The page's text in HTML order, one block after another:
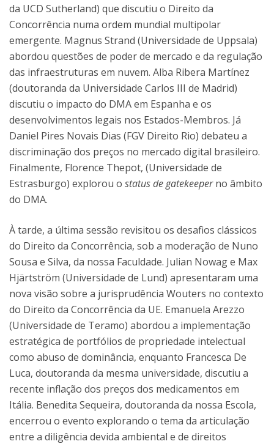
da UCD Sutherland) que discutiu o Direito da
Concorrência numa ordem mundial multipolar
emergente. Magnus Strand (Universidade de Uppsala)
abordou questões de poder de mercado e da regulação
das infraestruturas em nuvem. Alba Ribera Martínez
(doutoranda da Universidade Carlos III de Madrid)
discutiu o impacto do DMA em Espanha e os
desenvolvimentos legais nos Estados-Membros. Já
Daniel Pires Novais Dias (FGV Direito Rio) debateu a
discriminação dos preços no mercado digital brasileiro.
Finalmente, Florence Thepot, (Universidade de
Estrasburgo) explorou o status de gatekeeperno âmbito
do DMA.
À tarde, a última sessão revisitou os desafios clássicos
do Direito da Concorrência, sob a moderação de Nuno
Sousa e Silva, da nossa Faculdade. Julian Nowag e Max
Hjärtström (Universidade de Lund) apresentaram uma
nova visão sobre a jurisprudência Wouters no contexto
do Direito da Concorrência da UE. Emanuela Arezzo
(Universidade de Teramo) abordou a implementação
estratégica de portfólios de propriedade intelectual
como abuso de dominância, enquanto Francesca De
Luca, doutoranda da mesma universidade, discutiu a
recente inflação dos preços dos medicamentos em
Itália. Benedita Sequeira, doutoranda da nossa Escola,
encerrou o evento explorando o tema da articulação
entre a diligência devida ambiental e de direitos